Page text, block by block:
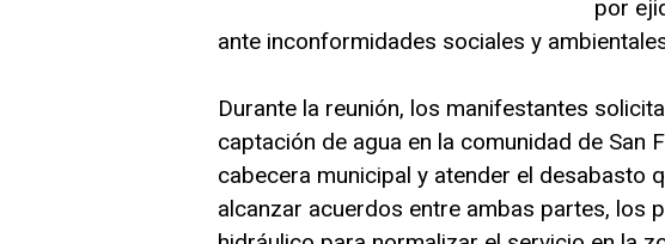
por
ante inconformidades sociales y
Durante la reunión, los manifestantes
captación de agua en la comunidad de San
cabecera municipal y atender el desabasto
alcanzar acuerdos entre ambas partes, los